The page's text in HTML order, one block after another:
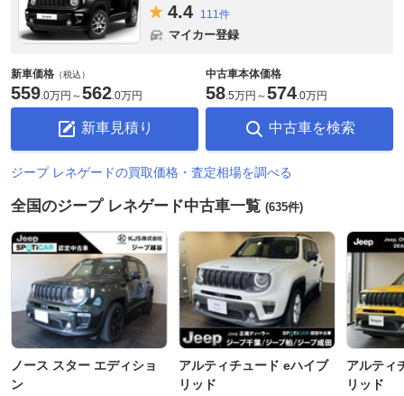
4.4 111件
マイカー登録
新車価格 （税込）
559 0万円 ～562 0万円
新車見積り
中古車本体価格
58 5万円 ～574 0万円
中古車を検索
ジープ レネゲードの買取価格・査定相場を調べる
全国のジープ レネゲード中古車一覧 (635件)
ノース スター エディショ
ン
アルティチュード eハイブ
リッド
アルティ
リッド